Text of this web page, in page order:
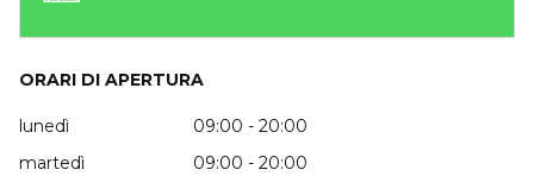
ORARI DI APERTURA
lunedì
09:00 - 20:00
martedì
09:00 - 20:00